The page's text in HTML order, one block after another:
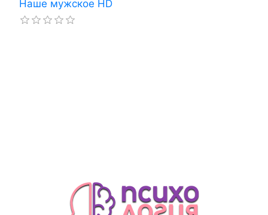
Наше мужское HD